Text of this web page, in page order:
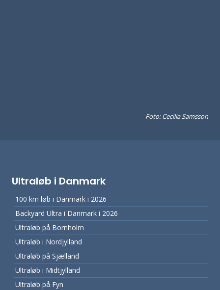
Foto: Cecilia Samsson
Ultraløb i Danmark
100 km løb i Danmark i 2026
Backyard Ultra i Danmark i 2026
Ultraløb på Bornholm
Ultraløb i Nordjylland
Ultraløb på Sjælland
Ultraløb i Midtjylland
Ultraløb på Fyn